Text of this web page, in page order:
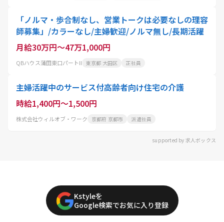
「ノルマ・歩合制なし、営業トークは必要なしの理容
師募集」/カラーなし/主婦歓迎/ノルマ無し/長期活躍
月給30万円～47万1,000円
QBハウス蒲田東口パートII 東京都 大田区 正社員
主婦活躍中のサービス付高齢者向け住宅の介護
時給1,400円～1,500円
株式会社ウィルオブ・ワーク 京都府 京都市 派遣社員
supported by 求人ボックス
Kstyleを
Google検索でお気に入り登録